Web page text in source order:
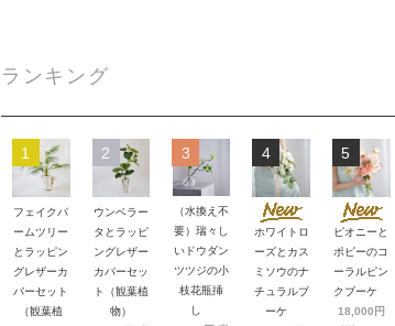
ランキング
1
フェイクパ
ームツリー
とラッピン
グレザーカ
バーセット
（観葉植
2
ウンベラー
タとラッピ
ングレザー
カバーセッ
ト（観葉植
物）
3
（水換え不
要）瑞々し
いドウダン
ツツジの小
枝花瓶挿
し
4
ホワイトロ
ーズとカス
ミソウのナ
チュラルブ
ーケ
5
ピオニーと
ポピーのコ
ーラルピン
クブーケ
18,000円